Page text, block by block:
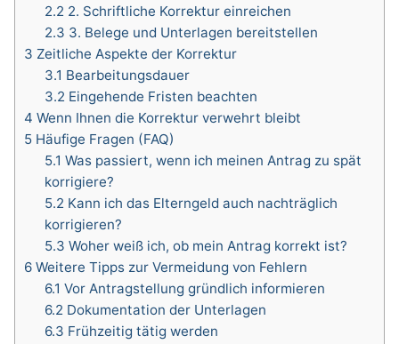
2.2 2. Schriftliche Korrektur einreichen
2.3 3. Belege und Unterlagen bereitstellen
3 Zeitliche Aspekte der Korrektur
3.1 Bearbeitungsdauer
3.2 Eingehende Fristen beachten
4 Wenn Ihnen die Korrektur verwehrt bleibt
5 Häufige Fragen (FAQ)
5.1 Was passiert, wenn ich meinen Antrag zu spät
korrigiere?
5.2 Kann ich das Elterngeld auch nachträglich
korrigieren?
5.3 Woher weiß ich, ob mein Antrag korrekt ist?
6 Weitere Tipps zur Vermeidung von Fehlern
6.1 Vor Antragstellung gründlich informieren
6.2 Dokumentation der Unterlagen
6.3 Frühzeitig tätig werden